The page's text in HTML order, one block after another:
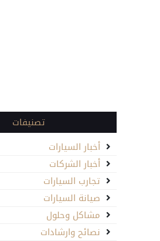
تصنيفات
أخبار السيارات
أخبار الشركات
تجارب السيارات
صيانة السيارات
مشاكل وحلول
نصائح وارشادات